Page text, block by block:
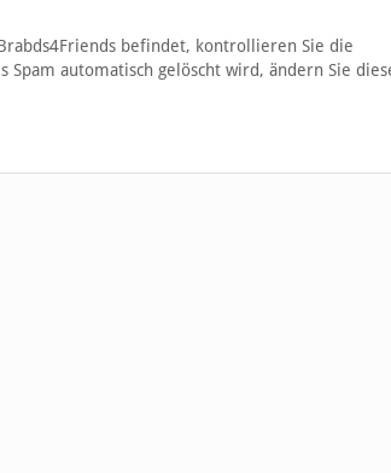
befindet, kontrollieren Sie die
automatisch gelöscht wird, ändern Sie